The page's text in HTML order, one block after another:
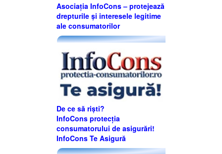
Asociația InfoCons – protejează
drepturile și interesele legitime
ale consumatorilor
De ce să riști?
InfoCons protecția
consumatorului de asigurări!
InfoCons Te Asigură